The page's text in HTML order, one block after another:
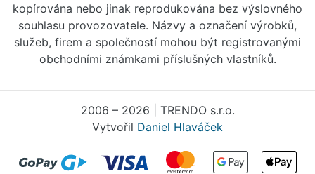
kopírována nebo jinak reprodukována bez výslovného
souhlasu provozovatele. Názvy a označení výrobků,
služeb, firem a společností mohou být registrovanými
obchodními známkami příslušných vlastníků.
2006 – 2026 | TRENDO s.r.o.
Vytvořil Daniel Hlaváček